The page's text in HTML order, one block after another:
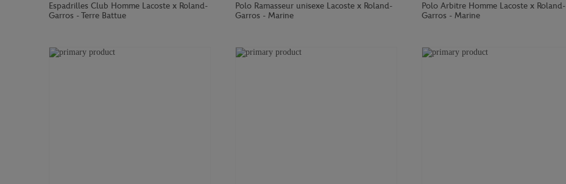
Espadrilles Club Homme Lacoste x Roland-
Garros - Terre Battue
Polo Ramasseur unisexe Lacoste x Roland-
Garros - Marine
Polo Arbitre Homme Lacoste x Roland-
Garros - Marine